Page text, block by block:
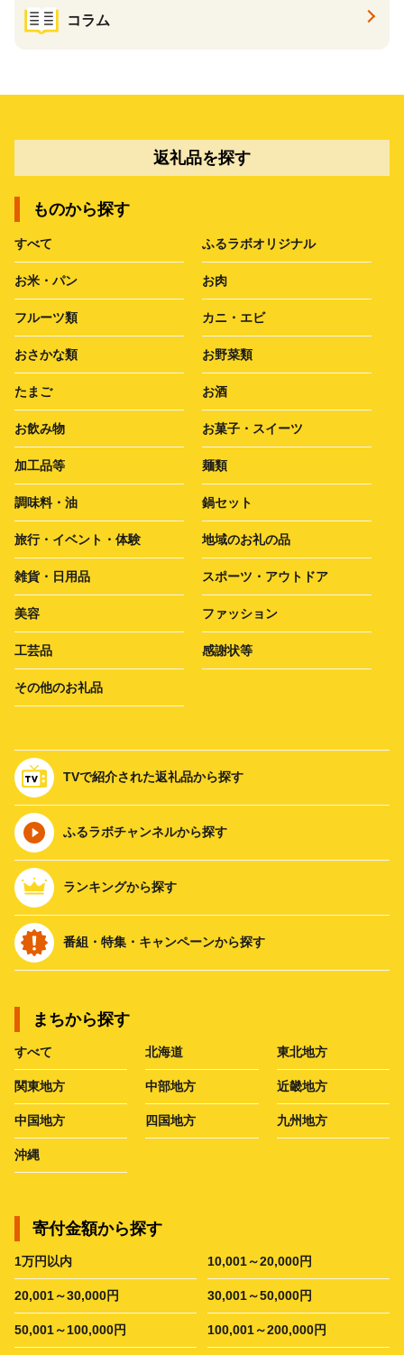
コラム
返礼品を探す
ものから探す
すべて ふるラボオリジナル
お米・パン お肉
フルーツ類 カニ・エビ
おさかな類 お野菜類
たまご お酒
お飲み物 お菓子・スイーツ
加工品等 麺類
調味料・油 鍋セット
旅行・イベント・体験 地域のお礼の品
雑貨・日用品 スポーツ・アウトドア
美容 ファッション
工芸品 感謝状等
その他のお礼品
TVで紹介された返礼品から探す
ふるラボチャンネルから探す
ランキングから探す
番組・特集・キャンペーンから探す
まちから探す
すべて 北海道 東北地方
関東地方 中部地方 近畿地方
中国地方 四国地方 九州地方
沖縄
寄付金額から探す
1万円以内 10,001～20,000円
20,001～30,000円 30,001～50,000円
50,001～100,000円 100,001～200,000円